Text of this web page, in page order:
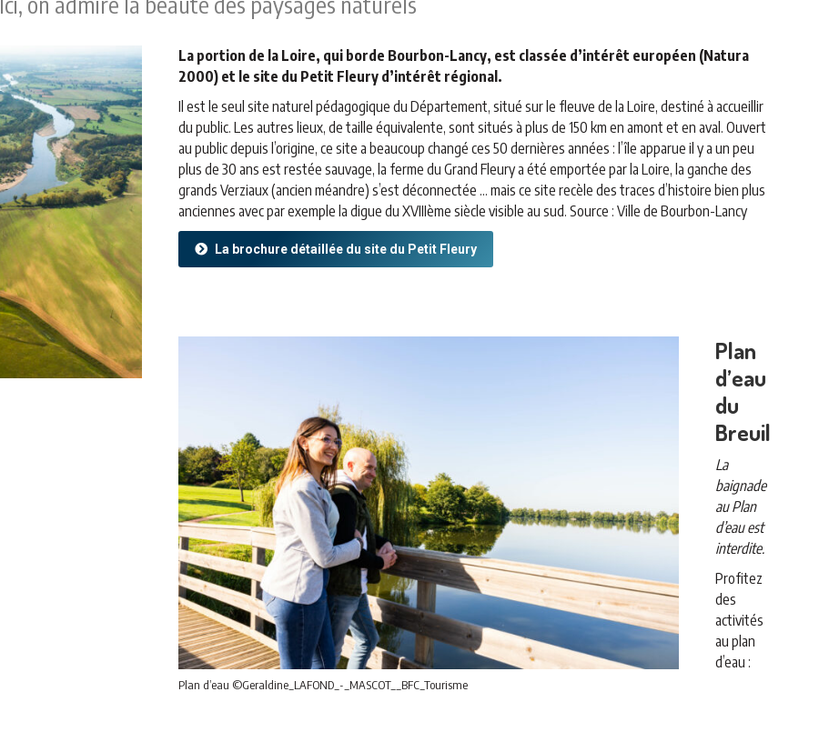
La portion de la Loire, qui borde Bourbon-Lancy, est classée d’intérêt européen (Natura
2000) et le site du Petit Fleury d’intérêt régional.
Il est le seul site naturel pédagogique du Département, situé sur le fleuve de la Loire, destiné à accueillir
du public. Les autres lieux, de taille équivalente, sont situés à plus de 150 km en amont et en aval. Ouvert
au public depuis l’origine, ce site a beaucoup changé ces 50 dernières années : l’île apparue il y a un peu
plus de 30 ans est restée sauvage, la ferme du Grand Fleury a été emportée par la Loire, la ganche des
grands Verziaux (ancien méandre) s’est déconnectée … mais ce site recèle des traces d’histoire bien plus
anciennes avec par exemple la digue du XVIIIème siècle visible au sud. Source : Ville de Bourbon-Lancy
La brochure détaillée du site du Petit Fleury
Plan d’eau ©Geraldine_LAFOND_-_MASCOT__BFC_Tourisme
Plan
d’eau
du
Breuil
La
baignade
au Plan
d’eau est
interdite.
Profitez
des
activités
au plan
d’eau :